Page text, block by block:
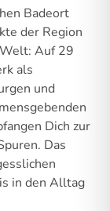
Badeort
der Region
Auf 29
als
und
Dich zur
Das
in den Alltag